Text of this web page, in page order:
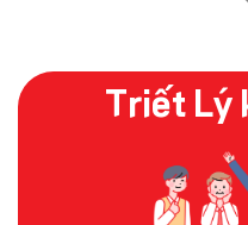
Triết Lý